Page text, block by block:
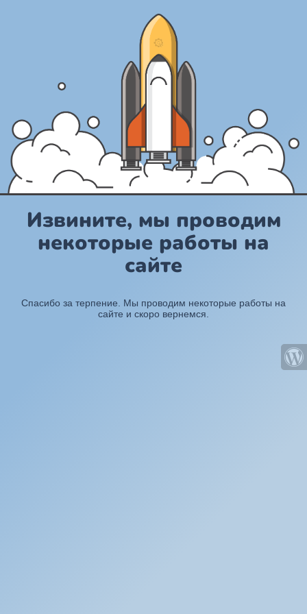
Извините, мы проводим
некоторые работы на
сайте
Спасибо за терпение. Мы проводим некоторые работы на
сайте и скоро вернемся.